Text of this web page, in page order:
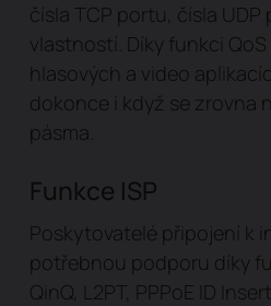
čísla TCP portu, čísla
vlastností. Díky funkci
hlasových a video
dokonce i když se zrovna
pásma.
Funkce ISP
Poskytovatelé připojení k
potřebnou podporu díky
QinQ, L2PT, PPPoE ID